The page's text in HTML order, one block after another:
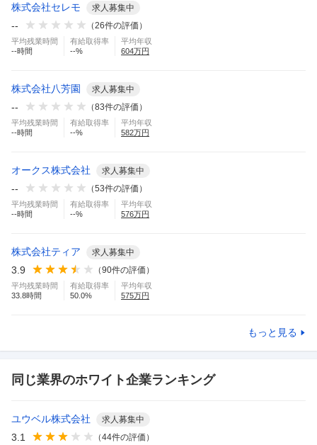
株式会社セレモ 求人募集中
-- （26件の評価）
平均残業時間
--時間
有給取得率
--%
平均年収
604万円
株式会社八芳園 求人募集中
-- （83件の評価）
平均残業時間
--時間
有給取得率
--%
平均年収
582万円
オークス株式会社 求人募集中
-- （53件の評価）
平均残業時間
--時間
有給取得率
--%
平均年収
576万円
株式会社ティア 求人募集中
3.9 （90件の評価）
平均残業時間
33.8時間
有給取得率
50.0%
平均年収
575万円
もっと見る
同じ業界のホワイト企業ランキング
ユウベル株式会社 求人募集中
3.1 （44件の評価）